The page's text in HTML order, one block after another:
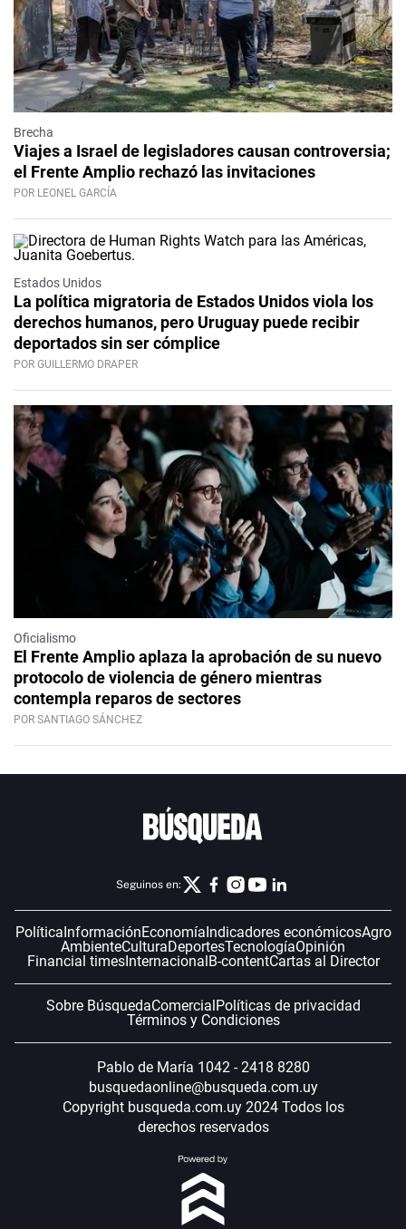
Brecha
Viajes a Israel de legisladores causan controversia;
el Frente Amplio rechazó las invitaciones
POR LEONEL GARCÍA
Estados Unidos
La política migratoria de Estados Unidos viola los
derechos humanos, pero Uruguay puede recibir
deportados sin ser cómplice
POR GUILLERMO DRAPER
Oficialismo
El Frente Amplio aplaza la aprobación de su nuevo
protocolo de violencia de género mientras
contempla reparos de sectores
POR SANTIAGO SÁNCHEZ
Seguinos en:
PolíticaInformaciónEconomíaIndicadores económicosAgro
AmbienteCulturaDeportesTecnologíaOpinión
Financial timesInternacionalB-contentCartas al Director
Sobre BúsquedaComercialPolíticas de privacidad
Términos y Condiciones
Pablo de María 1042 - 2418 8280
busquedaonline@busqueda.com.uy
Copyright busqueda.com.uy 2024 Todos los
derechos reservados